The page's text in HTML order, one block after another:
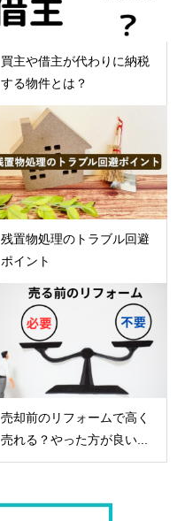
買主や借主が代わりに納税
する物件とは？
残置物処理のトラブル回避
ポイント
売却前のリフォームで高く
売れる？やった方が良い...